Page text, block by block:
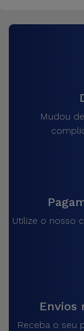
Mudou
Utilize o nosso
Envios
Receba o seu